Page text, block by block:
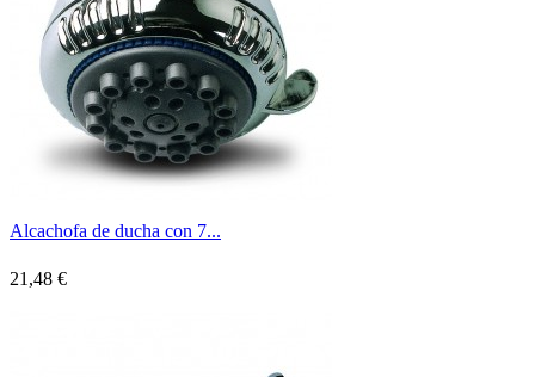
Alcachofa de ducha con 7...
21,48 €